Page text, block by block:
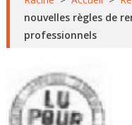
nouvelles règles de
professionnels